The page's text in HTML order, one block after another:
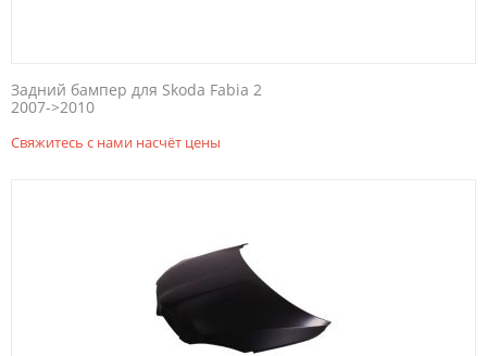
Задний бампер для Skoda Fabia 2
2007->2010​​
Свяжитесь с нами насчёт цены